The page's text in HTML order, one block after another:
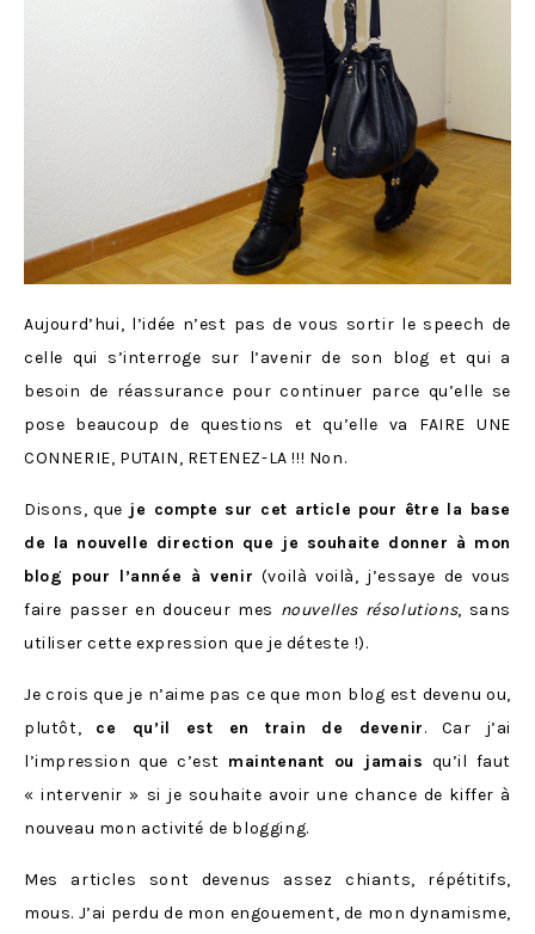
Aujourd’hui, l’idée n’est pas de vous sortir le speech de
celle qui s’interroge sur l’avenir de son blog et qui a
besoin de réassurance pour continuer parce qu’elle se
pose beaucoup de questions et qu’elle va FAIRE UNE
CONNERIE, PUTAIN, RETENEZ-LA !!! Non.
Disons, que je compte sur cet article pour être la base
de la nouvelle direction que je souhaite donner à mon
blog pour l’année à venir (voilà voilà, j’essaye de vous
faire passer en douceur mes nouvelles résolutions, sans
utiliser cette expression que je déteste !).
Je crois que je n’aime pas ce que mon blog est devenu ou,
plutôt, ce qu’il est en train de devenir. Car j’ai
l’impression que c’est maintenant ou jamais qu’il faut
« intervenir » si je souhaite avoir une chance de kiffer à
nouveau mon activité de blogging.
Mes articles sont devenus assez chiants, répétitifs,
mous. J’ai perdu de mon engouement, de mon dynamisme,